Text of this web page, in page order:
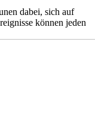
dabei, sich auf
können jeden